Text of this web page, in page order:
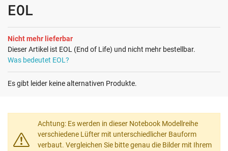
EOL
Nicht mehr lieferbar
Dieser Artikel ist EOL (End of Life) und nicht mehr bestellbar.
Was bedeutet EOL?
Es gibt leider keine alternativen Produkte.
Achtung: Es werden in dieser Notebook Modellreihe
verschiedene Lüfter mit unterschiedlicher Bauform
verbaut. Vergleichen Sie bitte genau die Bilder mit Ihrem